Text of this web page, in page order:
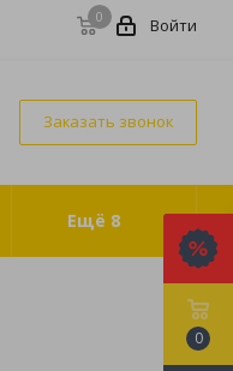
0 Войти
Заказать звонок
Ещё 8
0